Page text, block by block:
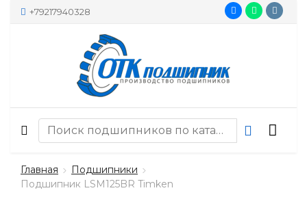
+79217940328
Главная
Подшипники
Подшипник LSM125BR Timken